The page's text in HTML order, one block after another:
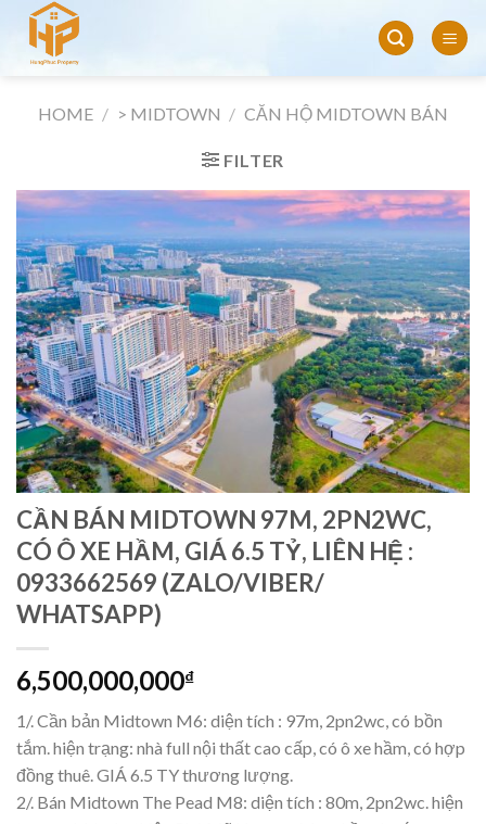
Skip
content
HOME / > MIDTOWN / CĂN HỘ MIDTOWN BÁN
FILTER
CẦN BÁN MIDTOWN 97M, 2PN2WC,
CÓ Ô XE HẦM, GIÁ 6.5 TỶ, LIÊN HỆ :
0933662569 (ZALO/VIBER/
WHATSAPP)
6,500,000,000₫
1/. Cần bản Midtown M6: diện tích : 97m, 2pn2wc, có bồn
tắm. hiện trạng: nhà full nội thất cao cấp, có ô xe hầm, có hợp
đồng thuê. GIÁ 6.5 TY thương lượng.
2/. Bán Midtown The Pead M8: diện tích : 80m, 2pn2wc. hiện